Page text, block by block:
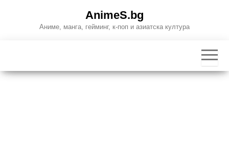
AnimeS.bg
Аниме, манга, гейминг, к-поп и азиатска култура